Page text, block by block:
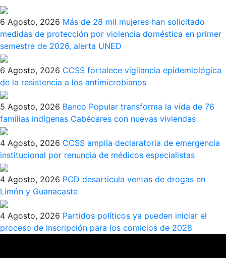
6 Agosto, 2026 Más de 28 mil mujeres han solicitado
medidas de protección por violencia doméstica en primer
semestre de 2026, alerta UNED
6 Agosto, 2026 CCSS fortalece vigilancia epidemiológica
de la resistencia a los antimicrobianos
5 Agosto, 2026 Banco Popular transforma la vida de 76
familias indígenas Cabécares con nuevas viviendas
4 Agosto, 2026 CCSS amplía declaratoria de emergencia
institucional por renuncia de médicos especialistas
4 Agosto, 2026 PCD desarticula ventas de drogas en
Limón y Guanacaste
4 Agosto, 2026 Partidos políticos ya pueden iniciar el
proceso de inscripción para los comicios de 2028